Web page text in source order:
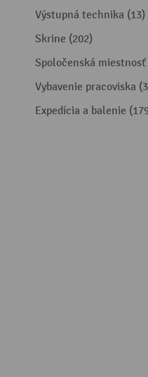
Výstupná technika (13)
Skrine (202)
Spoločenská miestnosť
Vybavenie pracoviska
Expedícia a balenie